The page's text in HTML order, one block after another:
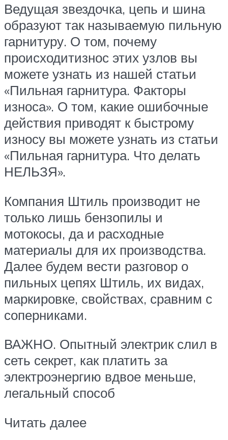
Ведущая звездочка, цепь и шина
образуют так называемую пильную
гарнитуру. О том, почему
происходитизнос этих узлов вы
можете узнать из нашей статьи
«Пильная гарнитура. Факторы
износа». О том, какие ошибочные
действия приводят к быстрому
износу вы можете узнать из статьи
«Пильная гарнитура. Что делать
НЕЛЬЗЯ».
Компания Штиль производит не
только лишь бензопилы и
мотокосы, да и расходные
материалы для их производства.
Далее будем вести разговор о
пильных цепях Штиль, их видах,
маркировке, свойствах, сравним с
соперниками.
ВАЖНО. Опытный электрик слил в
сеть секрет, как платить за
электроэнергию вдвое меньше,
легальный способ
Читать далее